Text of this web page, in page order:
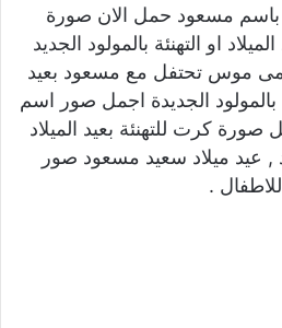
مسعود حمل الان صورة
او التهنئة بالمولود الجديد
موس تحتفل مع مسعود بعيد
بالمولود الجديدة اجمل صور اسم
كرت للتهنئة بعيد الميلاد
عيد ميلاد سعيد مسعود صور
للاطفال .